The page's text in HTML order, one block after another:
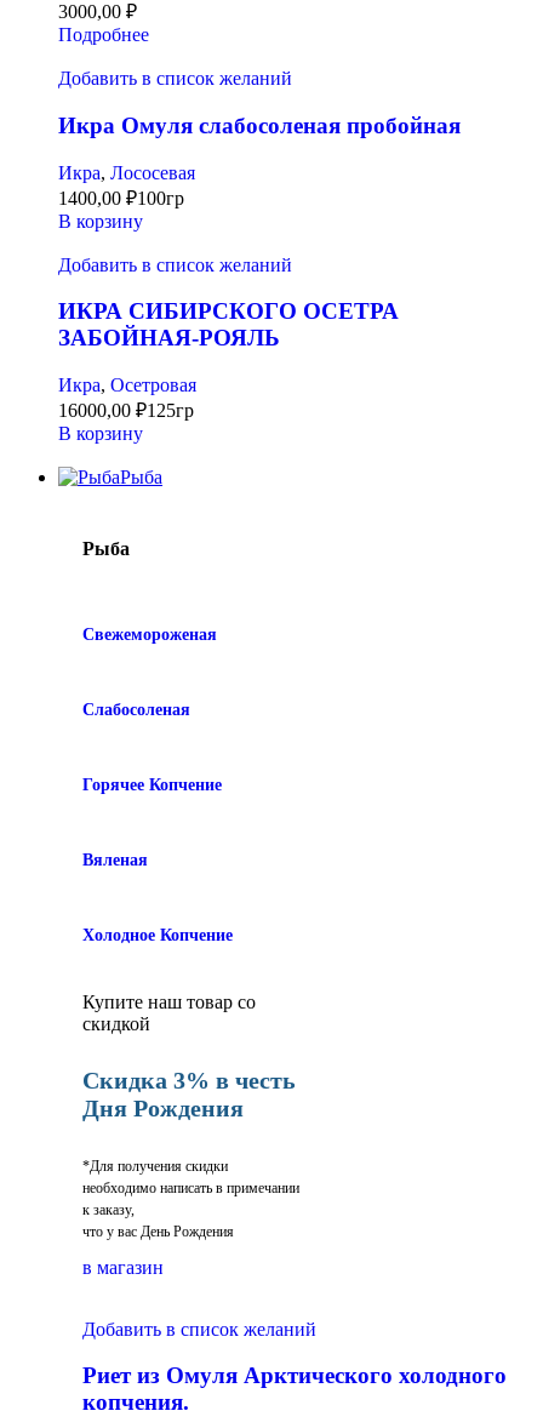
3000,00 ₽
Подробнее
Добавить в список желаний
Икра Омуля слабосоленая пробойная
Икра, Лососевая
1400,00 ₽100гр
В корзину
Добавить в список желаний
ИКРА СИБИРСКОГО ОСЕТРА
ЗАБОЙНАЯ-РОЯЛЬ
Икра, Осетровая
16000,00 ₽125гр
В корзину
Рыба
Рыба
Свежемороженая
Слабосоленая
Горячее Копчение
Вяленая
Холодное Копчение
Купите наш товар со
скидкой
Скидка 3% в честь
Дня Рождения
*Для получения скидки
необходимо написать в примечании
к заказу,
что у вас День Рождения
в магазин
Добавить в список желаний
Риет из Омуля Арктического холодного
копчения.